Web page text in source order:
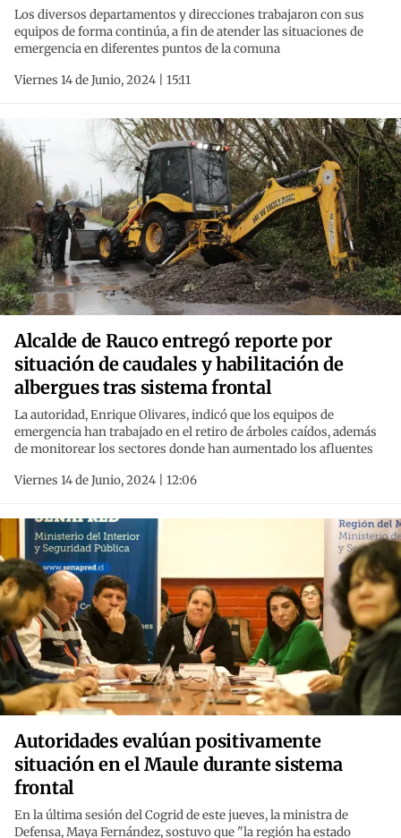
Los diversos departamentos y direcciones trabajaron con sus
equipos de forma continúa, a fin de atender las situaciones de
emergencia en diferentes puntos de la comuna
Viernes 14 de Junio, 2024 | 15:11
Alcalde de Rauco entregó reporte por
situación de caudales y habilitación de
albergues tras sistema frontal
La autoridad, Enrique Olivares, indicó que los equipos de
emergencia han trabajado en el retiro de árboles caídos, además
de monitorear los sectores donde han aumentado los afluentes
Viernes 14 de Junio, 2024 | 12:06
Autoridades evalúan positivamente
situación en el Maule durante sistema
frontal
En la última sesión del Cogrid de este jueves, la ministra de
Defensa, Maya Fernández, sostuvo que "la región ha estado